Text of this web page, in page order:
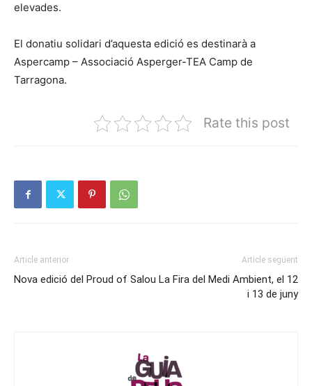
elevades.
El donatiu solidari d’aquesta edició es destinarà a
Aspercamp – Associació Asperger-TEA Camp de
Tarragona.
Rate this post
Article anterior
Nova edició del Proud of Salou
Article següent
La Fira del Medi Ambient, el 12
i 13 de juny